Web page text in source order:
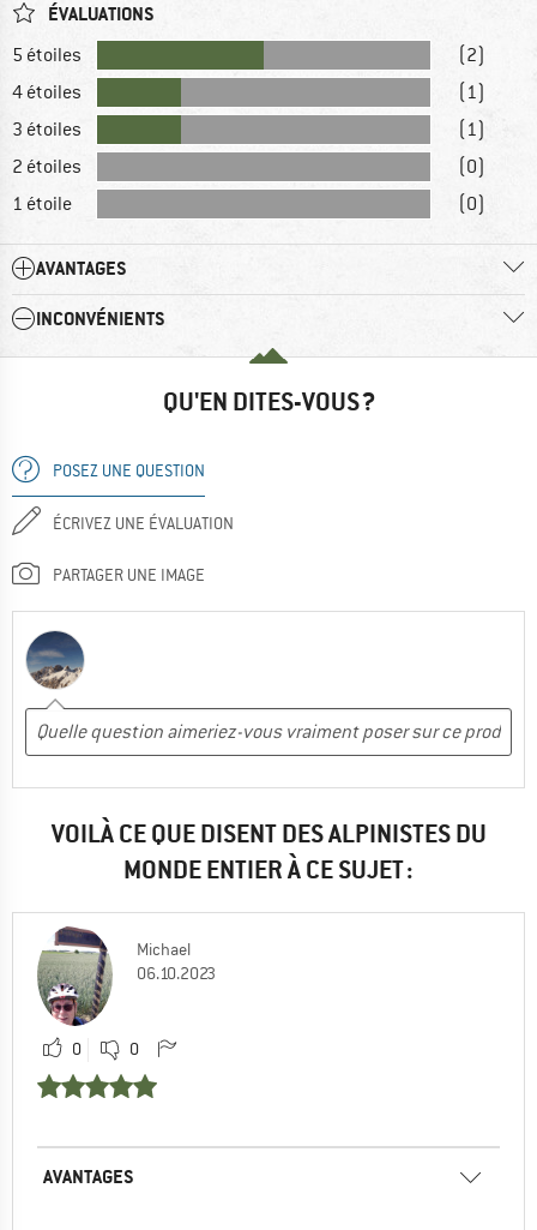
ÉVALUATIONS
5 étoiles
(2)
4 étoiles
(1)
3 étoiles
(1)
2 étoiles
(0)
1 étoile
(0)
AVANTAGES
INCONVÉNIENTS
QU'EN DITES-VOUS ?
POSEZ UNE QUESTION
ÉCRIVEZ UNE ÉVALUATION
PARTAGER UNE IMAGE
VOILÀ CE QUE DISENT DES ALPINISTES DU
MONDE ENTIER À CE SUJET :
Michael
06.10.2023
0 0
AVANTAGES